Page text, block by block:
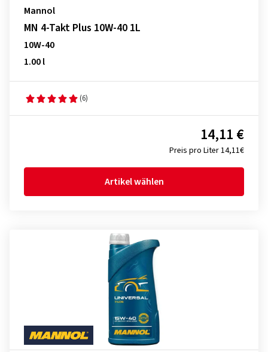
Mannol
MN 4-Takt Plus 10W-40 1L
10W-40
1.00 l
(6)
Preis pro Liter 14,11€
14,11 €
Artikel wählen